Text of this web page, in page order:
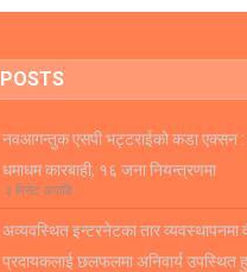
POSTS
नवआगन्तुक एसपी भट्टराईको कडा एक्सन :
धमाधम कारबाही, १६ जना नियन्त्रणमा
३ मिनेट अगाडि
अव्यवस्थित इन्टरनेटका तार व्यवस्थापनमा
प्रदायकलाई छलफलमा अनिवार्य उपस्थित